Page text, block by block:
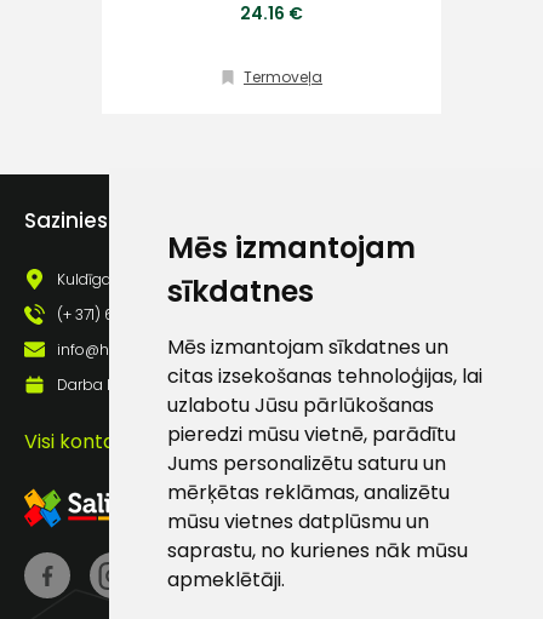
Mēs izmantojam
sīkdatnes
Mēs izmantojam sīkdatnes un
citas izsekošanas tehnoloģijas, lai
uzlabotu Jūsu pārlūkošanas
pieredzi mūsu vietnē, parādītu
Jums personalizētu saturu un
mērķētas reklāmas, analizētu
mūsu vietnes datplūsmu un
saprastu, no kurienes nāk mūsu
apmeklētāji.
24.16 €
Termoveļa
Sazinies ar mums
Kuldīgas iela 69a, Saldus, Saldus nov., LV - 3801
(+ 371) 63 881 186
info@hards.lv
Darba laiks: Darbadienās: 8:00 - 17:00
Visi kontakti
Klientu
(+371) 63 881
186
info@hards.lv